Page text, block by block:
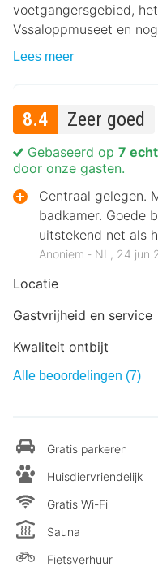
voetgangersgebied,
Vssaloppmuseet en
Lees meer
8.4 Zeer goed
Locatie
Gastvrijheid en service
Kwaliteit ontbijt
Gebaseerd op 7
door onze gasten.
Centraal gelegen.
badkamer. Goede
uitstekend net als
aankomstdag.
Anoniem ‐ NL, 24 jun
Alle beoordelingen (7)
Gratis parkeren
Huisdiervriendelijk
Gratis Wi-Fi
Sauna
Fietsverhuur